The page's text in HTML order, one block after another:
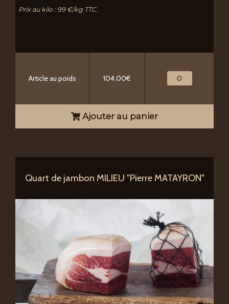
Prix au kilo : 99 €/kg TTC.
Article au poids 104.00€
Ajouter au panier
Quart de jambon MILIEU "Pierre MATAYRON"